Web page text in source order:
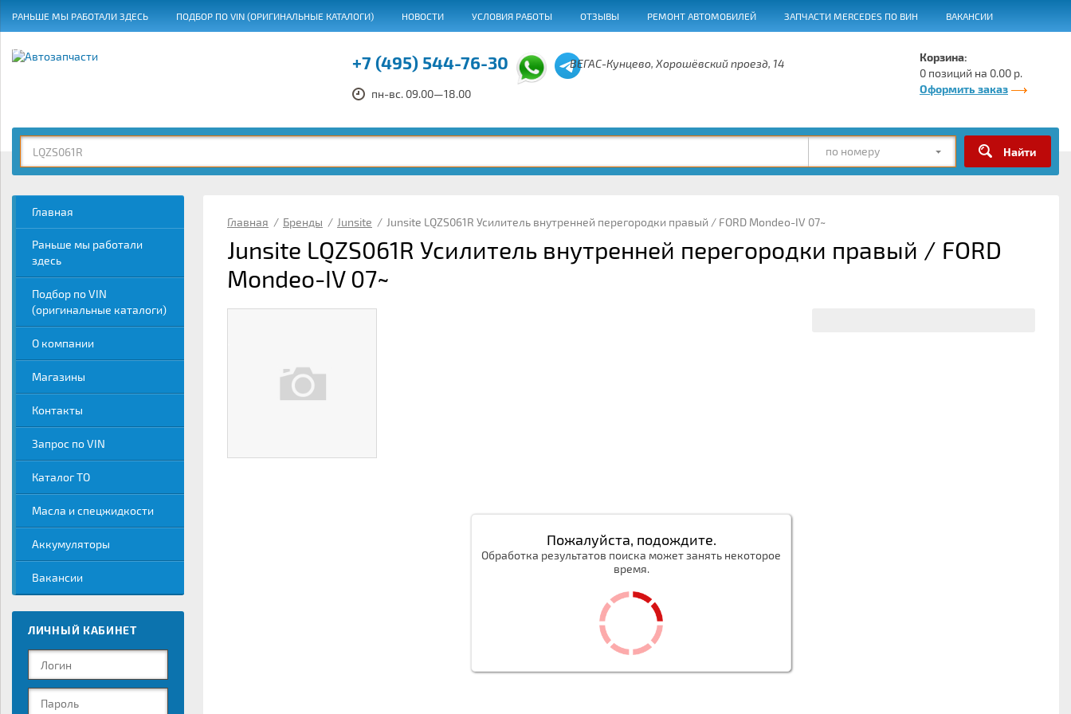
РАНЬШЕ МЫ РАБОТАЛИ ЗДЕСЬ ПОДБОР ПО VIN (ОРИГИНАЛЬНЫЕ КАТАЛОГИ) НОВОСТИ УСЛОВИЯ РАБОТЫ ОТЗЫВЫ РЕМОНТ АВТОМОБИЛЕЙ ЗАПЧАСТИ MERCEDES ПО ВИН ВАКАНСИИ
ГРАФИК РАБОТЫ
+7 (495) 544-76-30
пн-вс. 09.00—18.00
ВЕГАС-Кунцево, Хорошёвский проезд, 14
Корзина:
0 позиций на 0.00 р.
Оформить заказ
по номеру
Главная / Бренды / Junsite / Junsite LQZS061R Усилитель внутренней перегородки правый / FORD Mondeo-IV 07~
Junsite LQZS061R Усилитель внутренней перегородки правый / FORD
Mondeo-IV 07~
Пожалуйста, подождите.
Обработка результатов поиска может занять некоторое
время.
Главная
Раньше мы работали
здесь
Подбор по VIN
(оригинальные каталоги)
О компании
Магазины
Контакты
Запрос по VIN
Каталог ТО
Масла и спецжидкости
Аккумуляторы
Вакансии
ЛИЧНЫЙ КАБИНЕТ